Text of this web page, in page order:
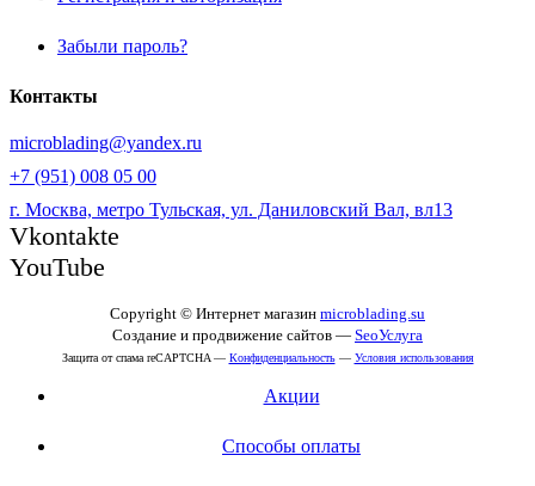
Забыли пароль?
Контакты
microblading@yandex.ru
+7 (951) 008 05 00
г. Москва, метро Тульская, ул. Даниловский Вал, вл13
Vkontakte
YouTube
Copyright © Интернет магазин microblading.su
Создание и продвижение сайтов — SeoУслуга
Защита от спама reCAPTCHA — Конфиденциальность— Условия использования
Акции
Способы оплаты